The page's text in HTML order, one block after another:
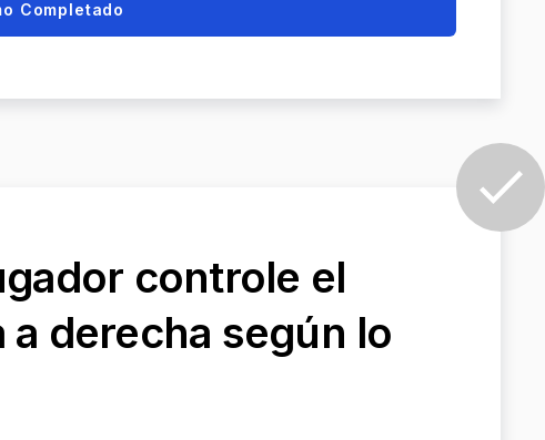
Completado
controle el
derecha según lo